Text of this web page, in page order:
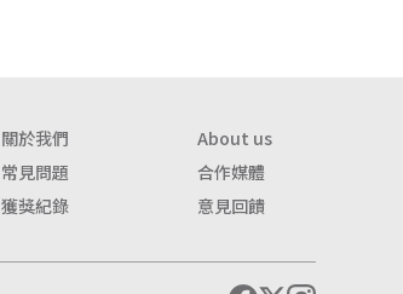
關於我們
About us
常見問題
合作媒體
獲獎紀錄 意見回饋